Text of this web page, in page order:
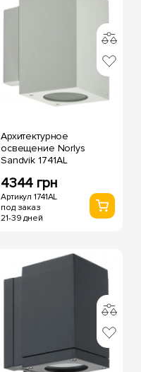
Архитектурное
освещение Norlys
Sandvik 1741AL
4344 грн
Артикул 1741AL
под заказ
21-39 дней